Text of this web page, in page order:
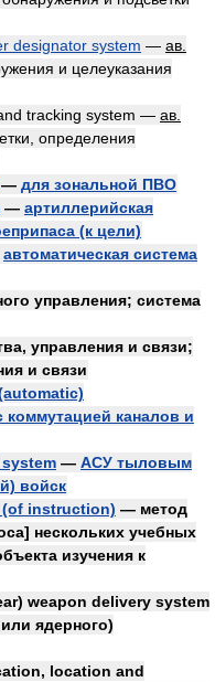
designator system — ав.
и целеуказания
tracking system — ав.
определения
— для зональной ПВО
— артиллерийская
(к цели)
автоматическая система
управления; система
управления и связи;
и связи
коммутацией каналов и
— АСУ тыловым
войск
instruction) — метод
нескольких учебных
изучения к
weapon delivery system
ядерного)
location and